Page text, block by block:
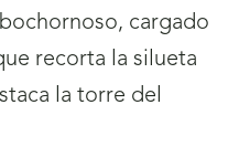
cargado
recorta la silueta
la torre del